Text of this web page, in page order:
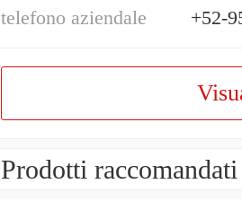
telefono aziendale +52-
Prodotti raccomandati